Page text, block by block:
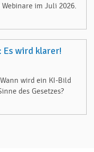
im Juli 2026.
Es wird klarer!
wird ein KI-Bild
des Gesetzes?